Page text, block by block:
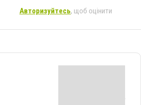
Авторизуйтесь, щоб оцінити